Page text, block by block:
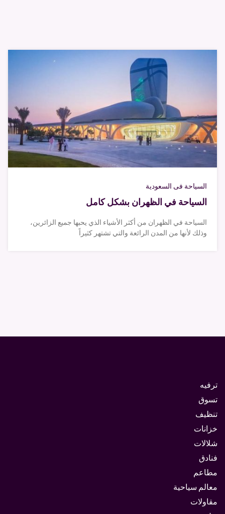
السياحة فى السعودية
السياحة في الظهران بشكل كامل
السياحة في الظهران من أكثر الأشياء الذي يحبها جميع الزائرين،
وذلك لأنها من المدن الرائعة والتي تشتهر كثيراً
ترفيه
تسوق
تنظيف
خزانات
شلالات
فنادق
مطاعم
معالم سياحية
مقاولات